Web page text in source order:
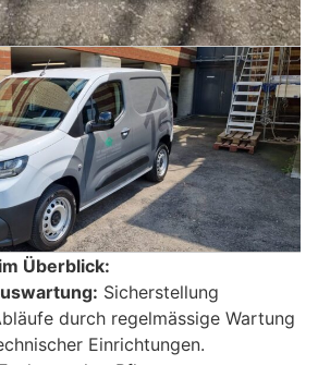
Überblick:
Sicherstellung
durch regelmässige Wartung
Einrichtungen.